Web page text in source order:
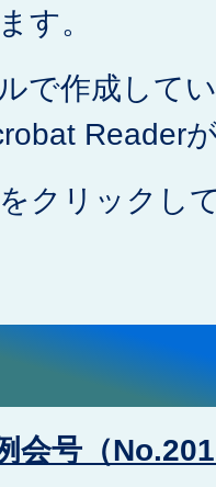
す。
で作成して
Reader
クリックし
会号（